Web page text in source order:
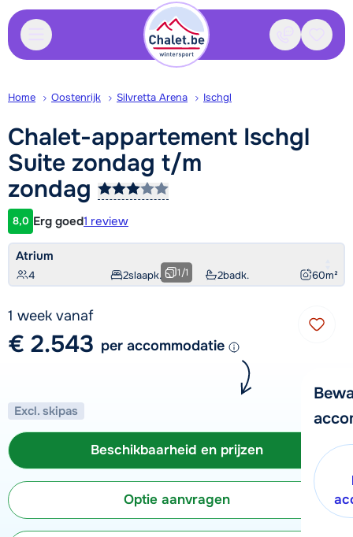
Contact
Home Oostenrijk Silvretta Arena Ischgl
Chalet-appartement Ischgl
Suite zondag t/m
zondag
Klantwaardering
8,0 Erg goed1 review
Atrium
4 2slaapk. 2badk. 60m²
1/1
1 week vanaf
€ 2.543 per accommodatie
Excl. skipas
Beschikbaarheid en prijzen
Optie aanvragen